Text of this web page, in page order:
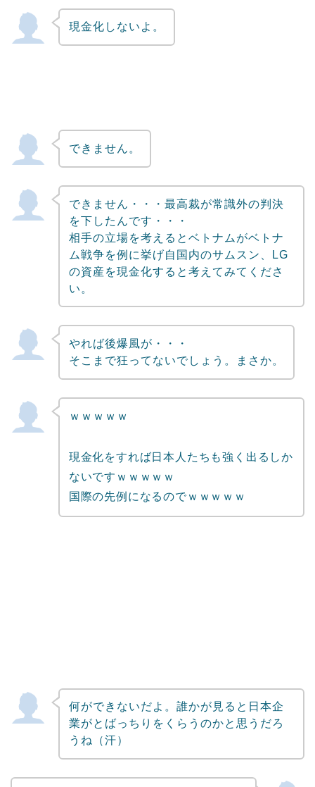
現金化しないよ。
できません。
できません・・・最高裁が常識外の判決
を下したんです・・・
相手の立場を考えるとベトナムがベトナ
ム戦争を例に挙げ自国内のサムスン、LG
の資産を現金化すると考えてみてくださ
い。
やれば後爆風が・・・
そこまで狂ってないでしょう。まさか。
ｗｗｗｗｗ
現金化をすれば日本人たちも強く出るしか
ないですｗｗｗｗｗ
国際の先例になるのでｗｗｗｗｗ
何ができないだよ。誰かが見ると日本企
業がとばっちりをくらうのかと思うだろ
うね（汗）